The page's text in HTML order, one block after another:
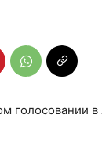
голосовании